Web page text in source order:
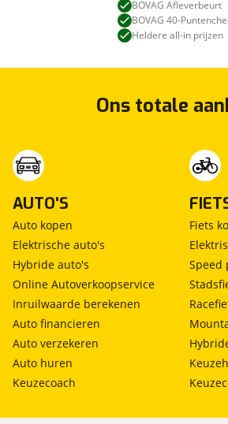
viaBOVAG.nl verwerkt je
om je aanvraag zo goed
aanbieder te brengen. Lees hier
privacyverklaring
Kan je ons nog meer vertellen?
Stuur mijn bevinding
BOVAG Afleverbeurt
BOVAG 40-
Heldere all-in prijzen
Ons totale
AUTO'S
Auto kopen
Elektrische auto's
Hybride auto's
Online Autoverkoopservice
Inruilwaarde berekenen
Auto financieren
Auto verzekeren
Auto huren
Keuzecoach
Fiets
Speed